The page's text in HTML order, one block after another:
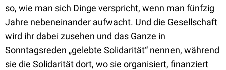
so, wie man sich Dinge verspricht, wenn man fünfzig
Jahre nebeneinander aufwacht. Und die Gesellschaft
wird ihr dabei zusehen und das Ganze in
Sonntagsreden „gelebte Solidarität“ nennen, während
sie die Solidarität dort, wo sie organisiert, finanziert